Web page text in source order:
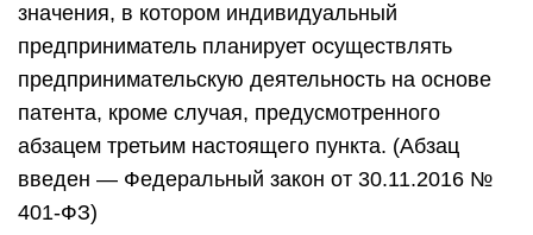
значения, в котором индивидуальный
предприниматель планирует осуществлять
предпринимательскую деятельность на основе
патента, кроме случая, предусмотренного
абзацем третьим настоящего пункта. (Абзац
введен — Федеральный закон от 30.11.2016 №
401-ФЗ)